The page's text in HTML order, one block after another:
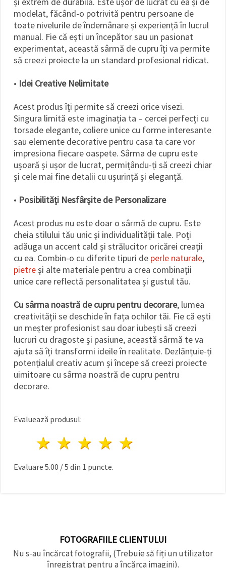
modelat, făcând-o potrivită pentru persoane de
toate nivelurile de îndemânare și experiență în lucrul
manual. Fie că ești un începător sau un pasionat
experimentat, această sârmă de cupru îți va permite
să creezi proiecte la un standard profesional ridicat.
• Idei Creative Nelimitate
Acest produs îți permite să creezi orice visezi.
Singura limită este imaginația ta – cercei perfecți cu
torsade elegante, coliere unice cu forme interesante
sau elemente decorative pentru casa ta care vor
impresiona fiecare oaspete. Sârma de cupru este
ușoară și ușor de lucrat, permițându-ți să creezi chiar
și cele mai fine detalii cu ușurință și eleganță.
• Posibilități Nesfârșite de Personalizare
Acest produs nu este doar o sârmă de cupru. Este
cheia stilului tău unic și individualității tale. Poți
adăuga un accent cald și strălucitor oricărei creații
cu ea. Combin-o cu diferite tipuri de perle naturale,
pietreși alte materiale pentru a crea combinații
unice care reflectă personalitatea și gustul tău.
Cu sârma noastră de cupru pentru decorare, lumea
creativității se deschide în fața ochilor tăi. Fie că ești
un meșter profesionist sau doar iubești să creezi
lucruri cu dragoste și pasiune, această sârmă te va
ajuta să îți transformi ideile în realitate. Dezlănțuie-ți
potențialul creativ acum și începe să creezi proiecte
uimitoare cu sârma noastră de cupru pentru
decorare.
Evaluează produsul:
4 stele
3 stele
2 stele
1 stea
Evaluare 5.00 /5 din 1 puncte.
FOTOGRAFIILE CLIENTULUI
Nu s-au încărcat fotografii, (Trebuie să fiți un utilizator
înregistrat pentru a încărca imagini).